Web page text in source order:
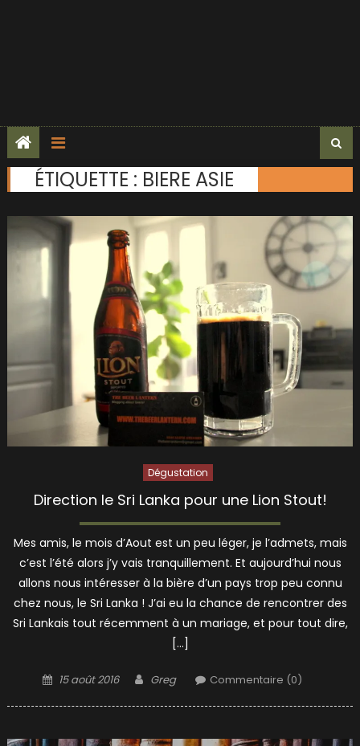
ÉTIQUETTE : BIERE ASIE
Dégustation
Direction le Sri Lanka pour une Lion Stout!
Mes amis, le mois d’Aout est un peu léger, je l’admets, mais
c’est l’été alors j’y vais tranquillement. Et aujourd’hui nous
allons nous intéresser à la bière d’un pays trop peu connu
chez nous, le Sri Lanka ! J’ai eu la chance de rencontrer des
Sri Lankais tout récemment à un mariage, et pour tout dire,
[…]
Posted
15 août 2016 Author
Greg Commentaire (0)